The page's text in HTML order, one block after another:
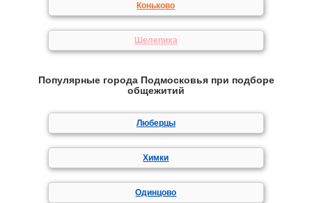
Коньково
Шелепиха
Популярные города Подмосковья при подборе
общежитий
Люберцы
Химки
Одинцово